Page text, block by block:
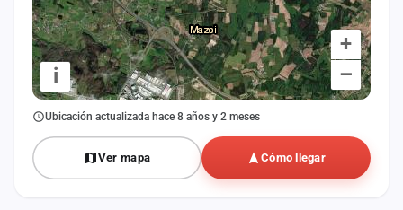
+
–
i
Ubicación actualizada hace 8 años y 2 meses
Ver mapa Cómo llegar